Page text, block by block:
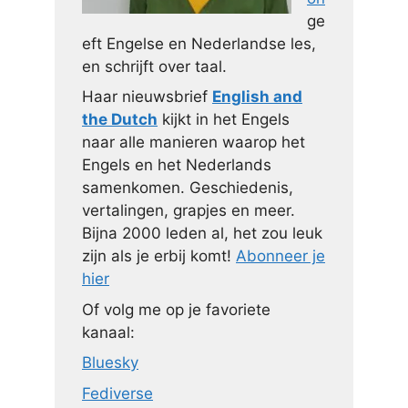
ge
eft Engelse en Nederlandse les,
en schrijft over taal.
Haar nieuwsbrief English and
the Dutch kijkt in het Engels
naar alle manieren waarop het
Engels en het Nederlands
samenkomen. Geschiedenis,
vertalingen, grapjes en meer.
Bijna 2000 leden al, het zou leuk
zijn als je erbij komt! Abonneer je
hier
Of volg me op je favoriete
kanaal:
Bluesky
Fediverse